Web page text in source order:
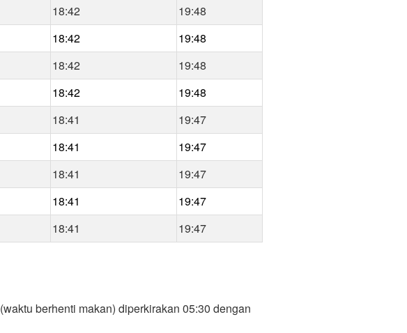
18:42
19:48
18:42
19:48
18:42
19:48
18:42
19:48
18:41
19:47
18:41
19:47
18:41
19:47
18:41
19:47
18:41 19:47
(waktu berhenti makan) diperkirakan 05:30 dengan